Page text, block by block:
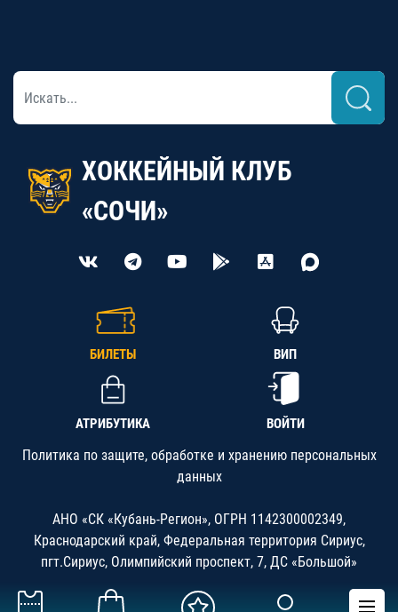
ХОККЕЙНЫЙ КЛУБ
«СОЧИ»
БИЛЕТЫ ВИП
АТРИБУТИКА ВОЙТИ
Политика по защите, обработке и хранению персональных
данных
АНО «СК «Кубань-Регион», ОГРН 1142300002349,
Краснодарский край, Федеральная территория Сириус,
пгт.Сириус, Олимпийский проспект, 7, ДС «Большой»